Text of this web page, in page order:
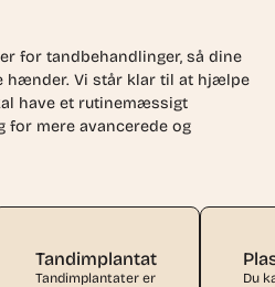
for tandbehandlinger, så dine
hænder. Vi står klar til at hjælpe
have et rutinemæssigt
for mere avancerede og
Tandimplantat
Tandimplantater er
Du